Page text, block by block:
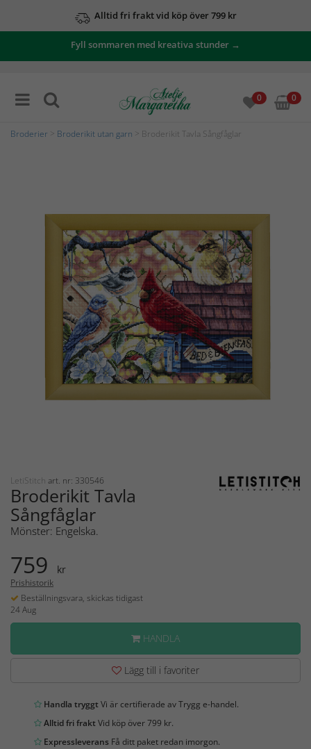
Alltid fri frakt vid köp över 799 kr
Fyll sommaren med kreativa stunder →
0 0
Broderier Broderikit utan garn > Broderikit Tavla Sångfåglar
LetiStitch art. nr: 330546
Broderikit Tavla
Sångfåglar
Mönster: Engelska.
759 kr
Prishistorik
Beställningsvara, skickas tidigast
24 Aug
HANDLA
Lägg till i favoriter
Handla tryggtVi är certifierade av Trygg e-handel.
Alltid fri fraktVid köp över 799 kr.
Expressleverans Få ditt paket redan imorgon.